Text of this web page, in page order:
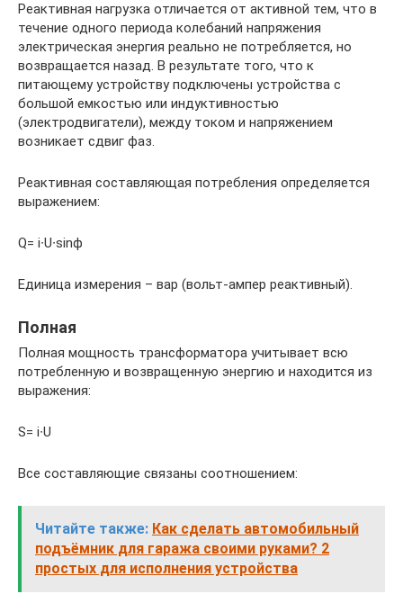
Реактивная нагрузка отличается от активной тем, что в
течение одного периода колебаний напряжения
электрическая энергия реально не потребляется, но
возвращается назад. В результате того, что к
питающему устройству подключены устройства с
большой емкостью или индуктивностью
(электродвигатели), между током и напряжением
возникает сдвиг фаз.
Реактивная составляющая потребления определяется
выражением:
Q= i∙U∙sinϕ
Единица измерения – вар (вольт-ампер реактивный).
Полная
Полная мощность трансформатора учитывает всю
потребленную и возвращенную энергию и находится из
выражения:
S= i∙U
Все составляющие связаны соотношением:
Читайте также: Как сделать автомобильный
подъёмник для гаража своими руками? 2
простых для исполнения устройства